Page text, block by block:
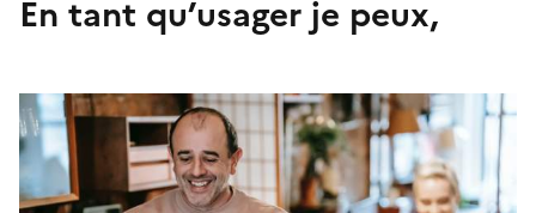
En tant qu’usager je peux,